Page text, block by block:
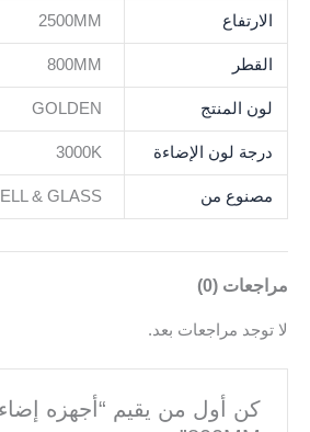
الارتفاع 2500MM
القطر 800MM
لون المنتج GOLDEN
درجة لون الإضاءة 3000K
مصنوع من & GLASS
مراجعات (0)
لا توجد مراجعات بعد.
كن أول من يقيم “أجهزه